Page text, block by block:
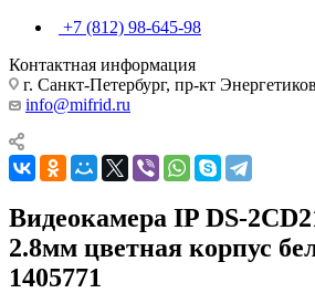
+7 (812) 98-645-98
Контактная информация
г. Санкт-Петербург, пр-кт
info@mifrid.ru
Видеокамера IP DS-
2.8мм цветная корпус
1405771